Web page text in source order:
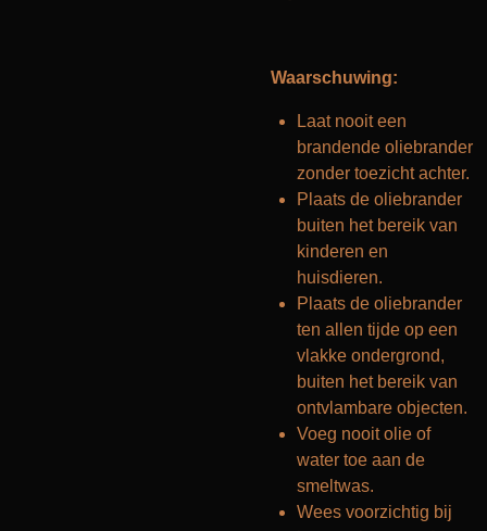
Waarschuwing:
Laat nooit een
brandende oliebrander
zonder toezicht achter.
Plaats de oliebrander
buiten het bereik van
kinderen en
huisdieren.
Plaats de oliebrander
ten allen tijde op een
vlakke ondergrond,
buiten het bereik van
ontvlambare objecten.
Voeg nooit olie of
water toe aan de
smeltwas.
Wees voorzichtig bij